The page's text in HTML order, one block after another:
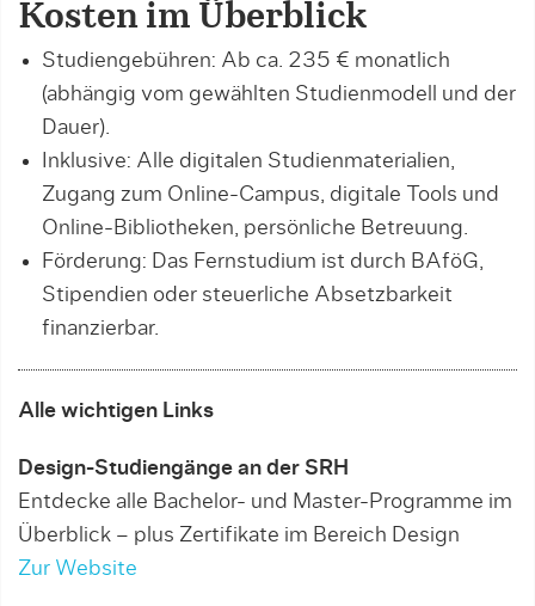
Kosten im Überblick
Studiengebühren: Ab ca. 235 € monatlich
(abhängig vom gewählten Studienmodell und der
Dauer).
Inklusive: Alle digitalen Studienmaterialien,
Zugang zum Online-Campus, digitale Tools und
Online-Bibliotheken, persönliche Betreuung.
Förderung: Das Fernstudium ist durch BAföG,
Stipendien oder steuerliche Absetzbarkeit
finanzierbar.
Alle wichtigen Links
Design-Studiengänge an der SRH
Entdecke alle Bachelor- und Master-Programme im
Überblick – plus Zertifikate im Bereich Design
Zur Website